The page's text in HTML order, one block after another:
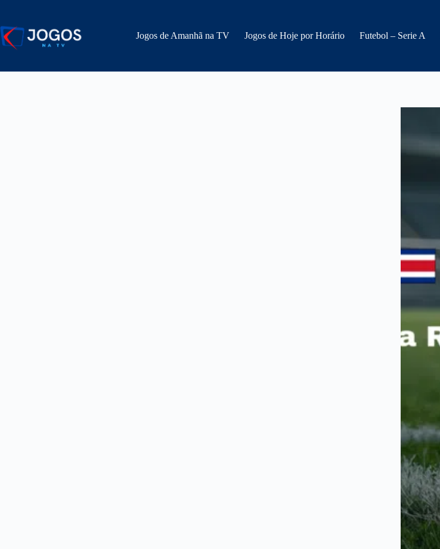
o
conteúdo
Jogos de Amanhã na TV Jogos de Hoje por Horário Futebol – Serie A